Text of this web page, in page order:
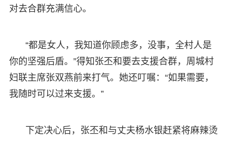
对去合群充满信心。
“都是女人，我知道你顾虑多，没事，全村人是
你的坚强后盾。”得知张丕和要去支援合群，周城村
妇联主席张双燕前来打气。她还叮嘱：“如果需要，
我随时可以过来支援。”
下定决心后，张丕和与丈夫杨水银赶紧将麻辣烫